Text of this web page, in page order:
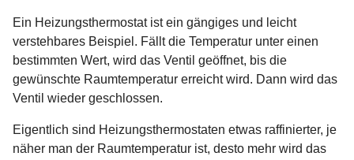
Ein Heizungsthermostat ist ein gängiges und leicht
verstehbares Beispiel. Fällt die Temperatur unter einen
bestimmten Wert, wird das Ventil geöffnet, bis die
gewünschte Raumtemperatur erreicht wird. Dann wird das
Ventil wieder geschlossen.
Eigentlich sind Heizungsthermostaten etwas raffinierter, je
näher man der Raumtemperatur ist, desto mehr wird das